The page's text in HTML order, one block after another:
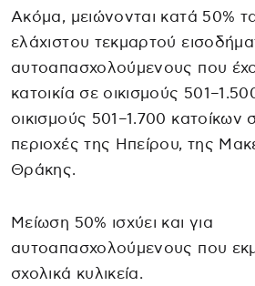
Ακόμα, μειώνονται κατά 50%
ελάχιστου τεκμαρτού
αυτοαπασχολούμενους που
κατοικία σε οικισμούς
οικισμούς 501–1.700 κατοίκων
περιοχές της Ηπείρου, της
Θράκης.
Μείωση 50% ισχύει και για
αυτοαπασχολούμενους που
σχολικά κυλικεία.